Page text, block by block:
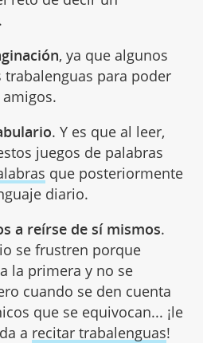
, ya que algunos
para poder
. Y es que al leer,
juegos de palabras
que posteriormente
diario.
a reírse de sí mismos.
se frustren porque
la primera y no se
cuando se den cuenta
que se equivocan... ¡le
a recitar trabalenguas!